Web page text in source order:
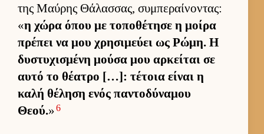
της Μαύ­ρης Θάλασ­σας, συμπεραί­νοντας:
«η χώρα όπου με τοποθέτησε η μοίρα
πρέπει να μου χρησιμεύει ως Ρώμη. Η
δυστυχισμένη μούσα μου αρ­κεί­ται σε
αυτό το θέατρο […]: τέτοια εί­ναι η
καλή θέληση ενός παντοδύναμου
Θεού.»6